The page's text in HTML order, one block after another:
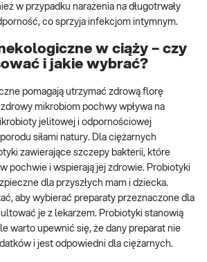
w przypadku narażenia na długotrwały
co sprzyja infekcjom intymnym.
w ciąży – czy
i jakie wybrać?
pomagają utrzymać zdrową florę
mikrobiom pochwy wpływa na
jelitowej i odpornościowej
siłami natury. Dla ciężarnych
zawierające szczepy bakterii, które
pochwie i wspierają jej zdrowie. Probiotyki
dla przyszłych mam i dziecka.
aby wybierać preparaty przeznaczone dla
je z lekarzem. Probiotyki stanowią
warto upewnić się, że dany preparat nie
i jest odpowiedni dla ciężarnych.